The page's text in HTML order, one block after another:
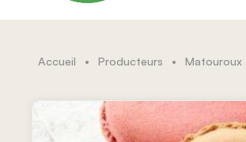
Accueil • Producteurs • Matouroux